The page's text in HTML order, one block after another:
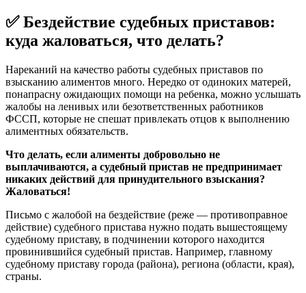
✅ Бездействие судебных приставов:
куда жаловаться, что делать?
Нареканий на качество работы судебных приставов по
взысканию алиментов много. Нередко от одиноких матерей,
понапрасну ожидающих помощи на ребенка, можно услышать
жалобы на ленивых или безответственных работников
ФССП, которые не спешат привлекать отцов к выполнению
алиментных обязательств.
Что делать, если алименты добровольно не
выплачиваются, а судебный пристав не предпринимает
никаких действий для принудительного взыскания?
Жаловаться!
Письмо с жалобой на бездействие (реже — противоправное
действие) судебного пристава нужно подать вышестоящему
судебному приставу, в подчинении которого находится
провинившийся судебный пристав. Например, главному
судебному приставу города (района), региона (области, края),
страны.